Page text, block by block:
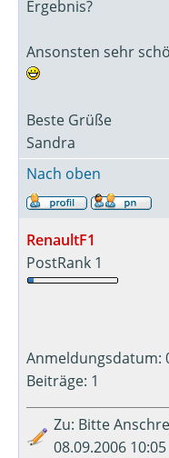
Ergebnis?
Ansonsten sehr
Beste Grüße
Sandra
Nach oben
RenaultF1
PostRank 1
Anmeldungsdatum:
Beiträge: 1
Zu: Bitte
08.09.2006 10:05